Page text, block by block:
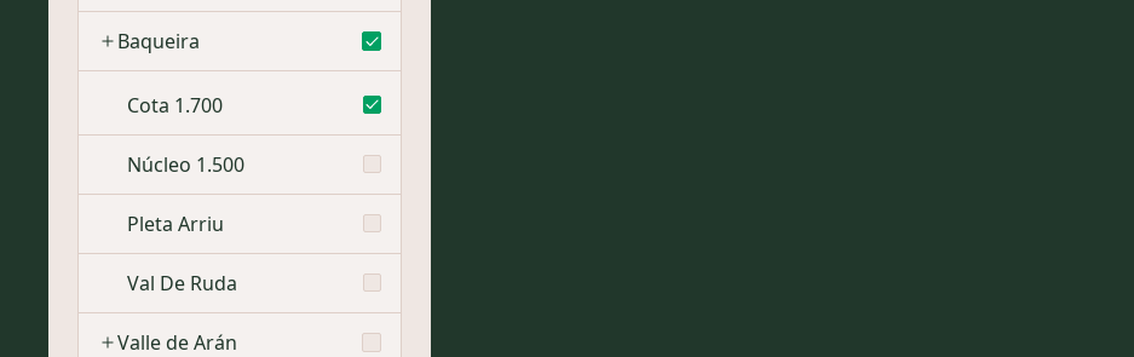
Baqueira
Cota 1.700
Núcleo 1.500
Pleta Arriu
Val De Ruda
Valle de Arán